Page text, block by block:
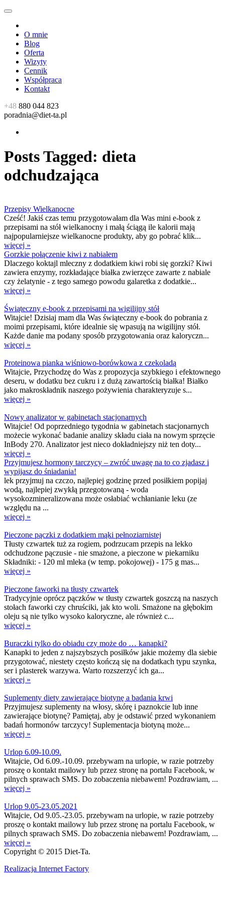
O mnie
Blog
Oferta
Wizyty
Cennik
Współpraca
Kontakt
+48 880 044 823
poradnia@diet-ta.pl
Posts Tagged: dieta
odchudzająca
Przepisy Wielkanocne
Cześć! Jakiś czas temu przygotowałam dla Was mini e-book z
przepisami na stół wielkanocny i małą ściągą ile kalorii mają
najpopularniejsze wielkanocne produkty, aby go pobrać klik...
więcej »
Gorzkie połączenie kiwi z nabiałem
Dlaczego koktajl mleczny z dodatkiem kiwi robi się gorzki? Kiwi
zawiera enzymy, rozkładające białka zwierzęce zawarte z nabiale
czy żelatynie - z tego samego powodu galaretka z dodatkie...
więcej »
Świąteczny e-book z przepisami na wigilijny stół
Witajcie! Dzisiaj mam dla Was świąteczny e-book do pobrania z
moimi przepisami, które idealnie się wpasują na wigilijny stół.
Każde danie ma podany sposób przygotowania oraz kaloryczn...
więcej »
Proteinowa pianka wiśniowo-borówkowa z czekoladą
Witajcie, Przychodzę do Was z propozycja szybkiego i efektownego
deseru, w dodatku bez cukru i z dużą zawartością białka! Białko
jako makroskładnik naszego pożywienia charakteryzuje s...
więcej »
Nowy analizator w gabinetach stacjonarnych
Witajcie! Od poprzedniego tygodnia w gabinetach stacjonarnych
możecie wykonać badanie analizy składu ciała na nowym sprzęcie
InBody 270. Analizator jest nieco dokładniejszy niż ten doty...
więcej »
Przyjmujesz hormony tarczycy – zwróć uwagę na to co zjadasz i
wypijasz do śniadania!
lek przyjmuj na czczo, najlepiej godzinę przed posiłkiem popijaj
wodą, najlepiej zwykłą przegotowaną - woda
wysokozmineralizowana może osłabiać wchłanianie leku (ze
względu na ...
więcej »
Pieczone pączki z dodatkiem mąki pełnoziarnistej
Tłusty czwartek tuż za rogiem, podrzucam przepis na lekko
odchudzone pączusie - nie smażone, a pieczone w piekarniku
Składniki: - 120 ml mleka (w temp. pokojowej) - 175 g mas...
więcej »
Pieczone faworki na tłusty czwartek
Tradycyjnie oprócz pączków w tłusty czwartek goszczą na naszych
stołach faworki czy chruściki, jak kto woli. Smażone na głębokim
oleju są nie tylko wysoko kaloryczne, ale również c...
więcej »
Buraczki tylko do obiadu czy może do … kanapki?
Kanapki to jeden z najszybszych posiłków jakie możemy dla siebie
przygotować, niestety często kończą się na dodatkach typu szynka,
ser i plasterek warzywa. Warto rozszerzyć ich ga...
więcej »
Suplementy diety zawierające biotynę a badania krwi
Przyjmujesz suplementy na włosy, skórę i paznokcie lub inne
zawierające biotynę? Pamiętaj, aby je odstawić przed wykonaniem
badań hormonów tarczycy! Suplementacja biotyną może...
więcej »
Urlop 6.09-10.09.
Witajcie, Od 6.09.-10.09. przebywam na urlopie, w razie potrzeby
proszę o kontakt mailowy lub przez stronę na portalu Facebook, w
pilnych sprawach SMS. Do zobaczenia niebawem! Pozdrawiam, ...
więcej »
Urlop 9.05-23.05.2021
Witajcie, Od 9.05.-23.05. przebywam na urlopie, w razie potrzeby
proszę o kontakt mailowy lub przez stronę na portalu Facebook, w
pilnych sprawach SMS. Do zobaczenia niebawem! Pozdrawiam, ...
więcej »
Copyright © 2015 Diet-Ta.
Realizacja Internet Factory